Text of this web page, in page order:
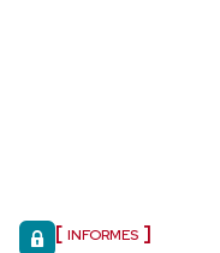
INFORMES